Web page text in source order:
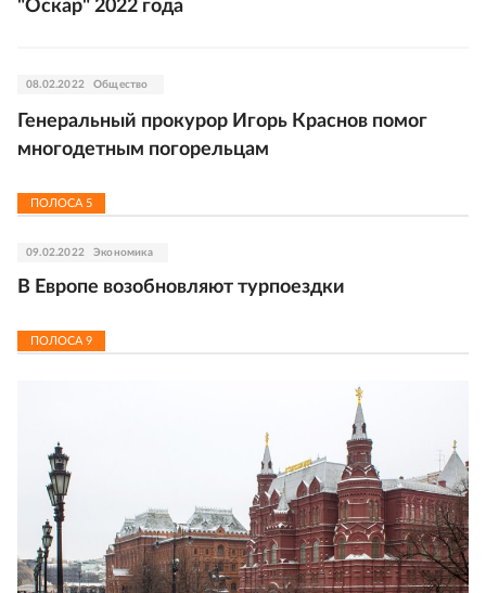
"Оскар" 2022 года
08.02.2022 Общество
Генеральный прокурор Игорь Краснов помог
многодетным погорельцам
ПОЛОСА 5
09.02.2022 Экономика
В Европе возобновляют турпоездки
ПОЛОСА 9